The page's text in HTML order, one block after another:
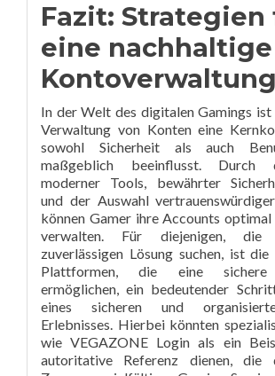
Fazit: Strategien
eine nachhaltige
Kontoverwaltung
In der Welt des digitalen Gamings
Verwaltung von Konten eine
sowohl Sicherheit als auch
maßgeblich beeinflusst. Durch
moderner Tools, bewährter
und der Auswahl
können Gamer ihre Accounts optimal
verwalten. Für diejenigen, die
zuverlässigen Lösung suchen, ist
Plattformen, die eine sichere
ermöglichen, ein bedeutender
eines sicheren und
Erlebnisses. Hierbei könnten
wie VEGAZONE Login als ein
autoritative Referenz dienen, die